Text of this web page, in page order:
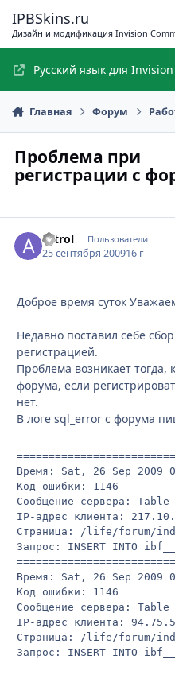
IPBSkins.ru
Дизайн и модификация Invision
Русский язык для
Главная Форум
Проблема при
регистрации с
astrol Пользователи
25 сентября 200916 г
Доброе время суток
Недавно поставил себе
регистрацией.
Проблема возникает тогда,
форума, если
нет.
В логе sql_error с форума
Время: Sat, 26 Sep 2009
Код ошибки: 1146
Сообщение сервера:
IP-адрес клиента:
Страница: /life/forum/
Запрос: INSERT INTO
Время: Sat, 26 Sep 2009
Код ошибки: 1146
Сообщение сервера:
IP-адрес клиента:
Страница: /life/forum/
Запрос: INSERT INTO